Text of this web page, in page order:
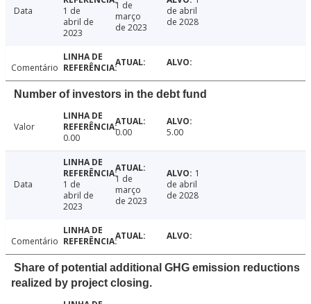
Data
1 de
abril de
2023
1 de
março
de 2023
de abril
de 2028
Comentário
Number of investors in the debt fund
Valor
0.00
0.00 5.00
Data
1 de
abril de
2023
1 de
março
de 2023
1
de abril
de 2028
Comentário
Share of potential additional GHG emission reductions
realized by project closing.